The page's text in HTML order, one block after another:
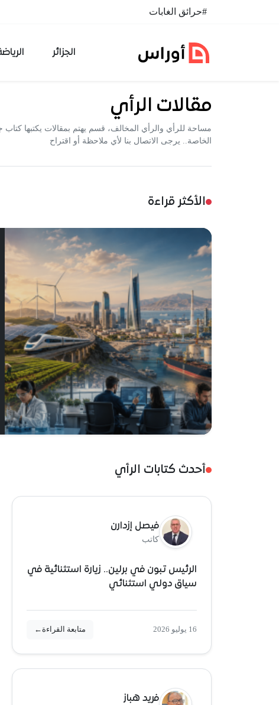
#حرائق الغابات
الجزائر
مقالات الرأي
مساحة للرأي والرأي المخالف، قسم يهتم بمقالات يكتبها
الخاصة.. يرجى الاتصال بنا لأي ملاحظة أو اقتراح
الأكثر قراءة
أحدث كتابات الرأي
فيصل إزدارن
كاتب
الرئيس تبون في برلين.. زيارة استثنائية في
سياق دولي استثنائي
16 يوليو 2026 متابعة القراءة ←
فريد هباز